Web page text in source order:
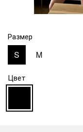
Размер
S M
Цвет